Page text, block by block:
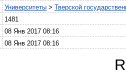
Университеты >Тверской
1481
08 Янв 2017 08:16
08 Янв 2017 08:16